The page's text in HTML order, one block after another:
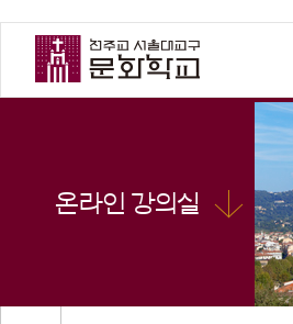
온라인 강의실